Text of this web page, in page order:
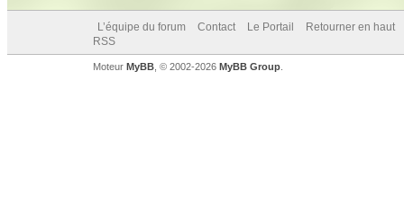
L’équipe du forum Contact Le Portail
Retourner en haut
RSS
Moteur MyBB , © 2002-2026 MyBB Group